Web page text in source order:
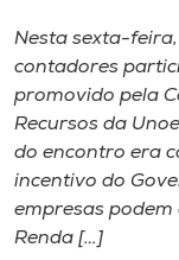
A
I.nova
Nesta sexta-
contadores
promovido pela
Recursos da
do encontro era
incentivo do
empresas
Renda […]